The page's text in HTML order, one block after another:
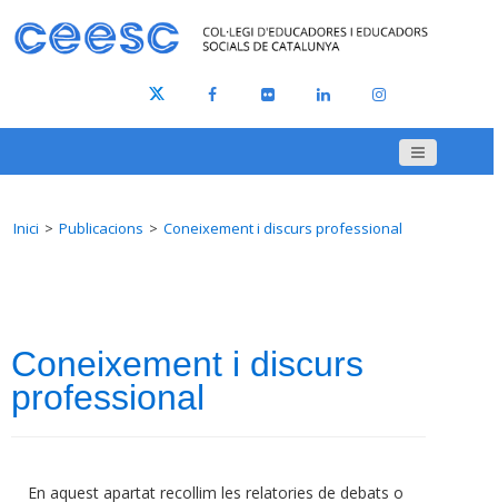
Inici Publicacions Coneixement i discurs professional
Coneixement i discurs
professional
En aquest apartat recollim les relatories de debats o